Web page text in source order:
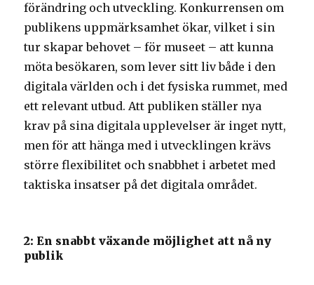
förändring och utveckling. Konkurrensen om
publikens uppmärksamhet ökar, vilket i sin
tur skapar behovet – för museet – att kunna
möta besökaren, som lever sitt liv både i den
digitala världen och i det fysiska rummet, med
ett relevant utbud. Att publiken ställer nya
krav på sina digitala upplevelser är inget nytt,
men för att hänga med i utvecklingen krävs
större flexibilitet och snabbhet i arbetet med
taktiska insatser på det digitala området.
2: En snabbt växande möjlighet att nå ny
publik